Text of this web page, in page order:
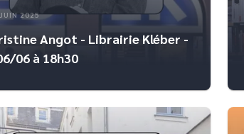
2025
Angot - Librairie Kléber -
06 à 18h30